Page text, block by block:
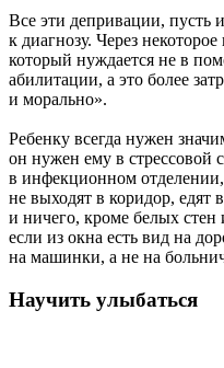
Все эти депривации, пусть
к диагнозу. Через
который нуждается не в
абилитации, а это более
и морально».
Ребенку всегда нужен
он нужен ему в стрессовой
в инфекционном
не выходят в коридор, едят
и ничего, кроме белых
если из окна есть вид на
на машинки, а не на
Научить улыбаться